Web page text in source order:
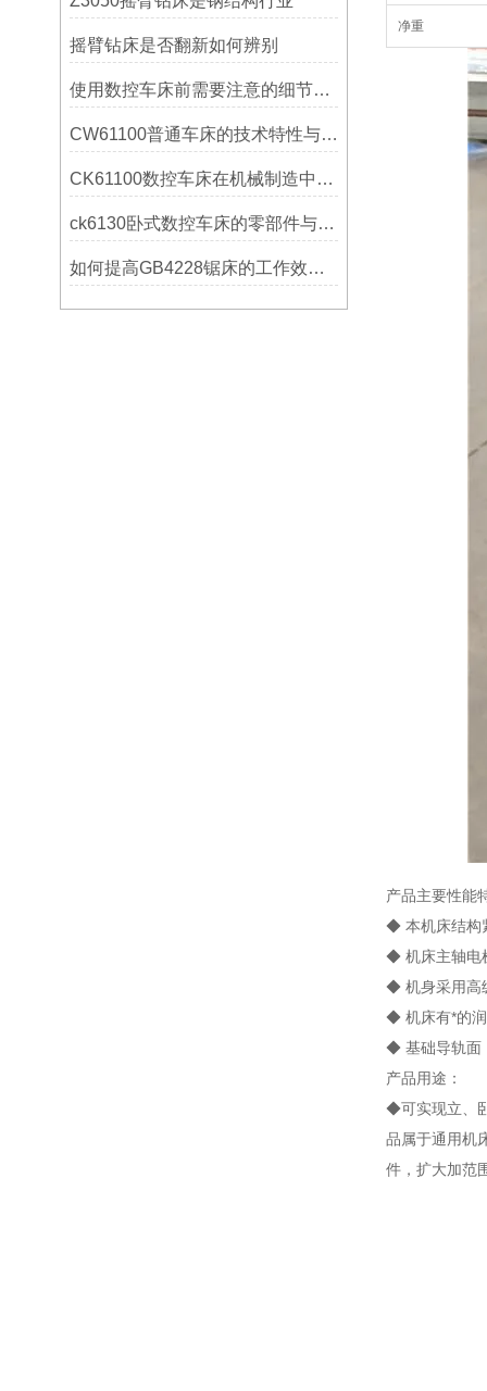
摇臂钻床是否翻新如何辨别
使用数控车床前需要注意的细节有哪些呢？
CW61100普通车床的技术特性与操作优势
CK61100数控车床在机械制造中的实际表现
ck6130卧式数控车床的零部件与配置解析
如何提高GB4228锯床的工作效率？
净重
产品主要性能
◆ 本机床结构
◆ 机床主轴电
◆ 机身采用高
◆ 机床有*的
◆ 基础导轨面
产品用途：
◆可实现立、
品属于通用机
件，扩大加范